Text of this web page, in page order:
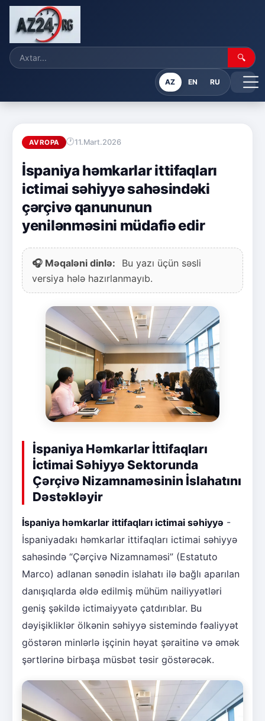
🔍
AZ EN RU
AVROPA 11.Mart.2026
İspaniya həmkarlar ittifaqları
ictimai səhiyyə sahəsindəki
çərçivə qanununun
yenilənməsini müdafiə edir
🎧 Məqaləni dinlə:
Bu yazı üçün səsli
versiya hələ hazırlanmayıb.
İspaniya Həmkarlar İttifaqları
İctimai Səhiyyə Sektorunda
Çərçivə Nizamnaməsinin İslahatını
Dəstəkləyir
İspaniya həmkarlar ittifaqları ictimai səhiyyə -
İspaniyadakı həmkarlar ittifaqları ictimai səhiyyə
sahəsində “Çərçivə Nizamnaməsi” (Estatuto
Marco) adlanan sənədin islahatı ilə bağlı aparılan
danışıqlarda əldə edilmiş mühüm nailiyyətləri
geniş şəkildə ictimaiyyətə çatdırıblar. Bu
dəyişikliklər ölkənin səhiyyə sistemində fəaliyyət
göstərən minlərlə işçinin həyat şəraitinə və əmək
şərtlərinə birbaşa müsbət təsir göstərəcək.